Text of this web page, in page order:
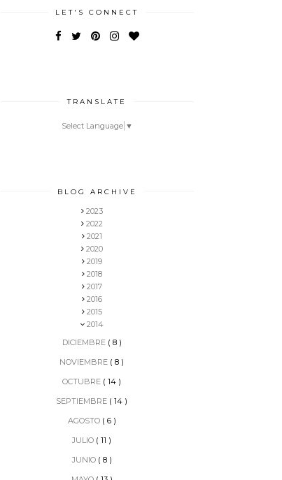
LET'S CONNECT
TRANSLATE
Select Language ▼
BLOG ARCHIVE
2023
2022
2021
2020
2019
2018
2017
2016
2015
2014
DICIEMBRE ( 8 )
NOVIEMBRE ( 8 )
OCTUBRE ( 14 )
SEPTIEMBRE ( 14 )
AGOSTO ( 6 )
JULIO ( 11 )
JUNIO ( 8 )